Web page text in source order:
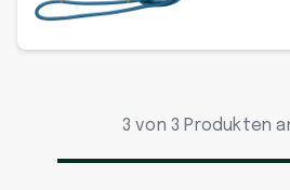
3 von 3 Produkten